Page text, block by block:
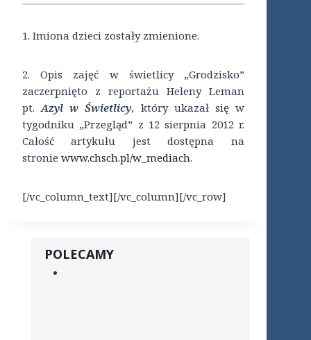
1. Imiona dzieci zostały zmienione.
2. Opis zajęć w świetlicy „Grodzisko”
zaczerpnięto z reportażu Heleny Leman
pt.Azyl w Świetlicy, który ukazał się w
tygodniku „Przegląd” z 12 sierpnia 2012 r.
Całość artykułu jest dostępna na
stronie www.chsch.pl/w_mediach.
[/vc_column_text][/vc_column][/vc_row]
POLECAMY